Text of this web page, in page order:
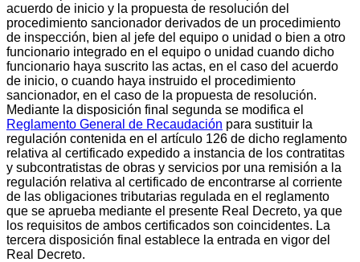
acuerdo de inicio y la propuesta de resolución del
procedimiento sancionador derivados de un procedimiento
de inspección, bien al jefe del equipo o unidad o bien a otro
funcionario integrado en el equipo o unidad cuando dicho
funcionario haya suscrito las actas, en el caso del acuerdo
de inicio, o cuando haya instruido el procedimiento
sancionador, en el caso de la propuesta de resolución.
Mediante la disposición final segunda se modifica el
Reglamento General de Recaudación para sustituir la
regulación contenida en el artículo 126 de dicho reglamento
relativa al certificado expedido a instancia de los contratitas
y subcontratistas de obras y servicios por una remisión a la
regulación relativa al certificado de encontrarse al corriente
de las obligaciones tributarias regulada en el reglamento
que se aprueba mediante el presente Real Decreto, ya que
los requisitos de ambos certificados son coincidentes. La
tercera disposición final establece la entrada en vigor del
Real Decreto.